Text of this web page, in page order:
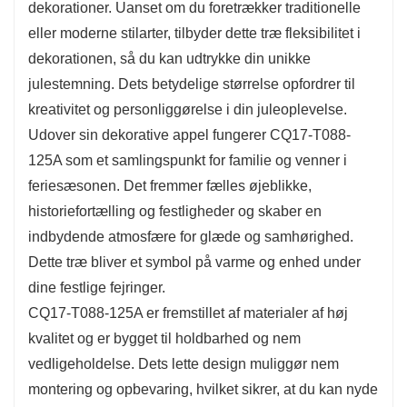
dekorationer. Uanset om du foretrækker traditionelle
eller moderne stilarter, tilbyder dette træ fleksibilitet i
dekorationen, så du kan udtrykke din unikke
julestemning. Dets betydelige størrelse opfordrer til
kreativitet og personliggørelse i din juleoplevelse.
Udover sin dekorative appel fungerer CQ17-T088-
125A som et samlingspunkt for familie og venner i
feriesæsonen. Det fremmer fælles øjeblikke,
historiefortælling og festligheder og skaber en
indbydende atmosfære for glæde og samhørighed.
Dette træ bliver et symbol på varme og enhed under
dine festlige fejringer.
CQ17-T088-125A er fremstillet af materialer af høj
kvalitet og er bygget til holdbarhed og nem
vedligeholdelse. Dets lette design muliggør nem
montering og opbevaring, hvilket sikrer, at du kan nyde